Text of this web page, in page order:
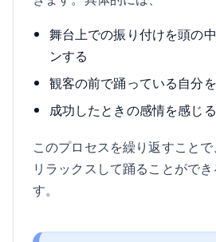
舞台上での振り付けを頭の
ンする
観客の前で踊っている自分
成功したときの感情を感じる
このプロセスを繰り返すこと
リラックスして踊ることがで
す。